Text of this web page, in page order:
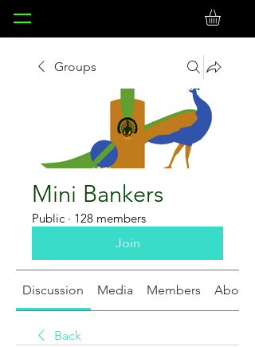
Groups
Mini Bankers
Public · 128 members
Join
Discussion Media Members About
Back